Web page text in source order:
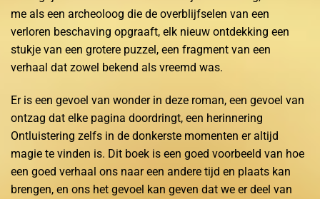
me als een archeoloog die de overblijfselen van een
verloren beschaving opgraaft, elk nieuw ontdekking een
stukje van een grotere puzzel, een fragment van een
verhaal dat zowel bekend als vreemd was.
Er is een gevoel van wonder in deze roman, een gevoel van
ontzag dat elke pagina doordringt, een herinnering
Ontluistering zelfs in de donkerste momenten er altijd
magie te vinden is. Dit boek is een goed voorbeeld van hoe
een goed verhaal ons naar een andere tijd en plaats kan
brengen, en ons het gevoel kan geven dat we er deel van